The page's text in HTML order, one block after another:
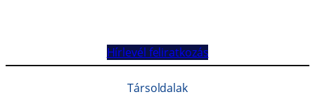
Hírlevél feliratkozás
Társoldalak